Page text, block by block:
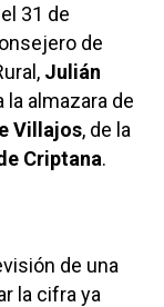
31 de
de
Julián
la almazara de
Villajos, de la
Criptana.
de una
la cifra ya